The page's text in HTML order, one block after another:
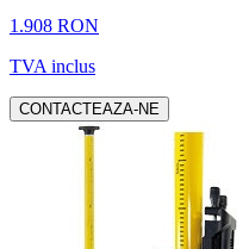
1.908 RON
TVA inclus
CONTACTEAZA-NE